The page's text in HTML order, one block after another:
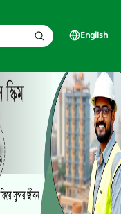
English